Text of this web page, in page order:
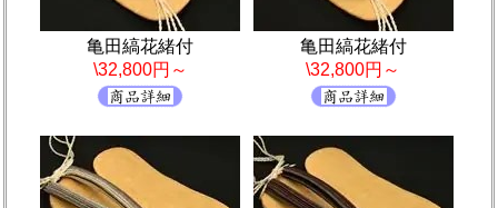
亀田縞花緒付
\32,800円～
亀田縞花緒付
\32,800円～